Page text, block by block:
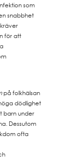
som
snabbhet
för att
på folkhälsan
dödlighet
barn under
Dessutom
ofta